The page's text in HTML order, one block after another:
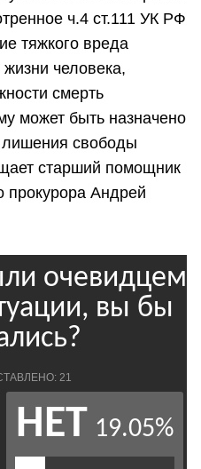
ч.4 ст.111 УК РФ
тяжкого вреда
человека,
смерть
может быть назначено
лишения свободы
старший помощник
прокурора Андрей